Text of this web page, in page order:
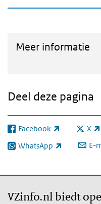
Meer informatie
Deel deze pagina
Facebook
(externe link) X
WhatsApp
(externe link) E-
VZinfo.nl biedt